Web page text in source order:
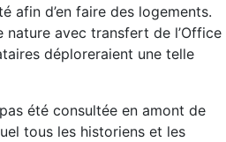
afin d’en faire des logements.
nature avec transfert de l’Office
déploreraient une telle
été consultée en amont de
tous les historiens et les